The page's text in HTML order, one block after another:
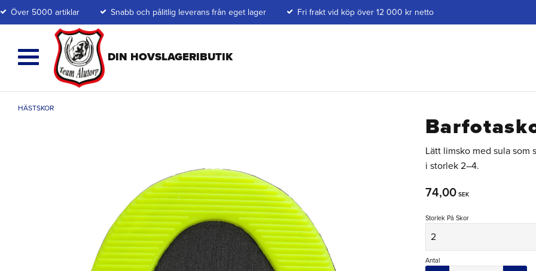
Över 5000 artiklar Snabb och pålitlig leverans från eget lager Fri frakt vid köp över 12 000 kr netto
HÄSTSKOR
Lätt limsko med sula som
i storlek 2–4.
74,00SEK
Storlek På Skor
Antal